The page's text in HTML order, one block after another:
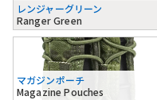
レンジャーグリーン
Ranger Green
マガジンポーチ
Magazine Pouches